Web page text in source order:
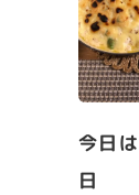
今日
日